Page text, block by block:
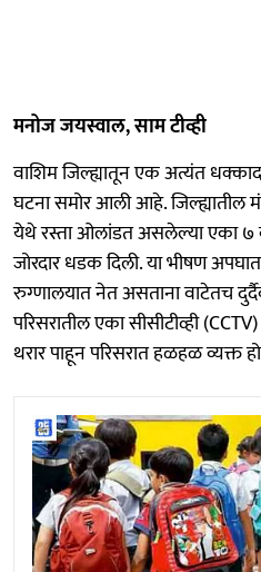
मनोज जयस्वाल, साम टीव्ही
वाशिम जिल्ह्यातून एक अत्यंत
घटना समोर आली आहे.
येथे रस्ता ओलांडत असलेल्या एका ७
जोरदार धडक दिली. या भीषण
रुग्णालयात नेत असताना वाटेतच
परिसरातील एका सीसीटीव्ही
थरार पाहून परिसरात हळहळ व्यक्त